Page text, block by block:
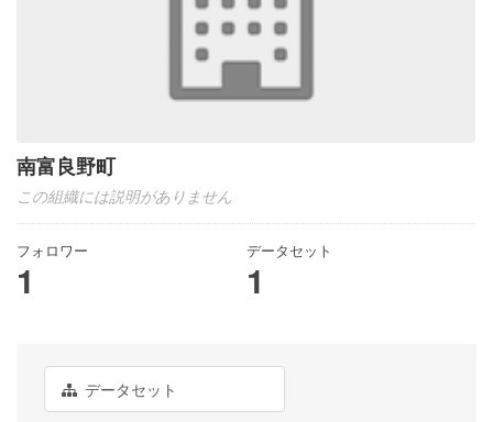
南富良野町
この組織には説明がありません
フォロワー
1
データセット
1
データセット